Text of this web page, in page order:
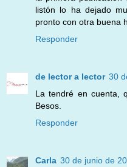
listón lo ha dejado
pronto con otra buena
Responder
de lector a lector 30
La tendré en cuenta,
Besos.
Responder
Carla 30 de junio de